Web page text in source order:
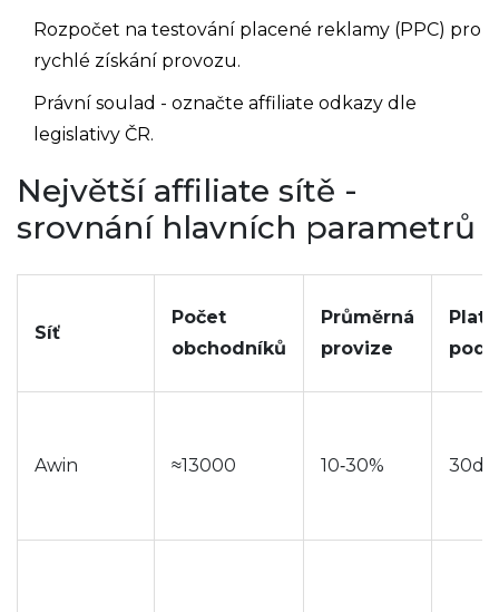
Rozpočet na testování placené reklamy (PPC) pro
rychlé získání provozu.
Právní soulad - označte affiliate odkazy dle
legislativy ČR.
Největší affiliate sítě -
srovnání hlavních parametrů
Síť
Počet
obchodníků
Průměrná
provize
Awin ≈13000 10‑30%